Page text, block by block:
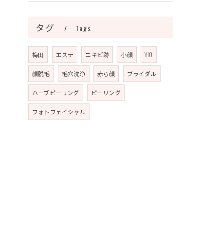
タグ Tags
梅田 エステ ニキビ跡 小顔 VIO
顔脱毛 毛穴洗浄 赤ら顔 ブライダル
ハーブピーリング ピーリング
フォトフェイシャル